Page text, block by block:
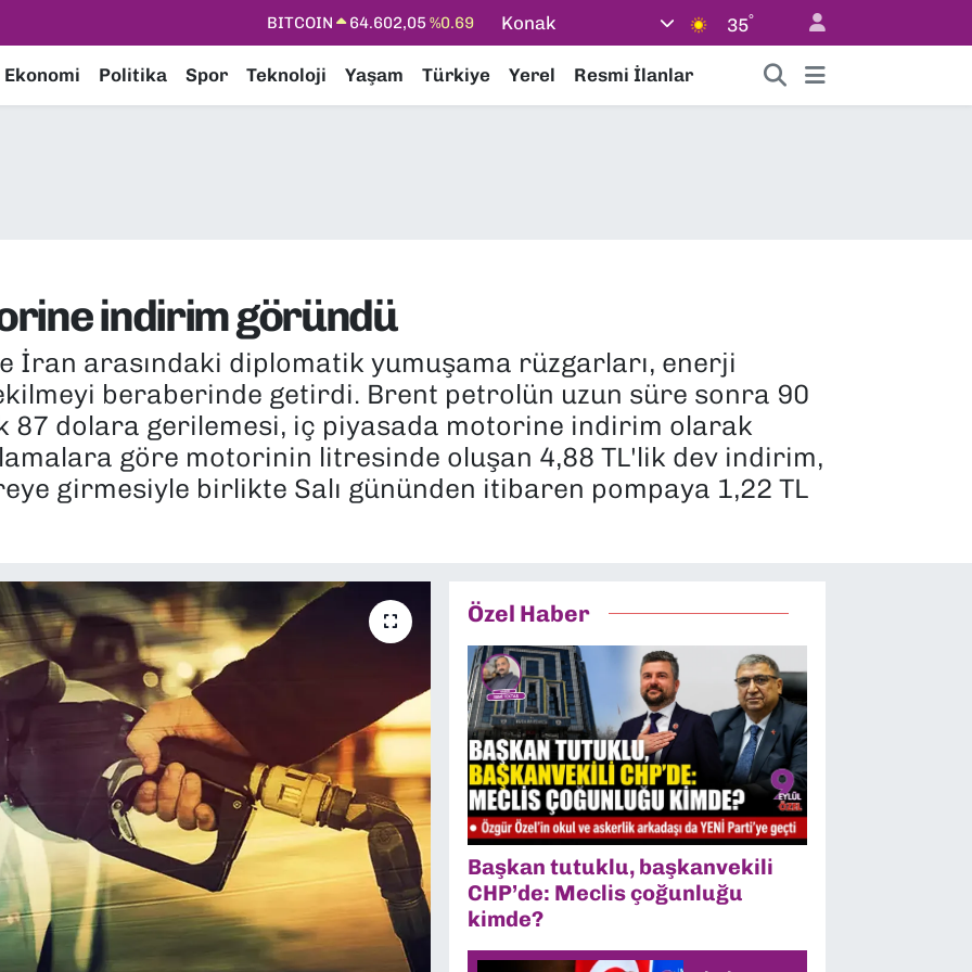
DOLAR 47,6006%0.06
STERLİN
64,2398%0.2
Konak 35°
Ekonomi Politika Spor Teknoloji Yaşam Türkiye Yerel Resmi İlanlar
indirim göründü
İran arasındaki diplomatik yumuşama rüzgarları, enerji
beraberinde getirdi. Brent petrolün uzun süre sonra 90
87 dolara gerilemesi, iç piyasada motorine indirim olarak
göre motorinin litresinde oluşan 4,88 TL'lik dev indirim,
girmesiyle birlikte Salı gününden itibaren pompaya 1,22 TL
Özel Haber
Başkan tutuklu, başkanvekili
CHP’de: Meclis çoğunluğu
kimde?